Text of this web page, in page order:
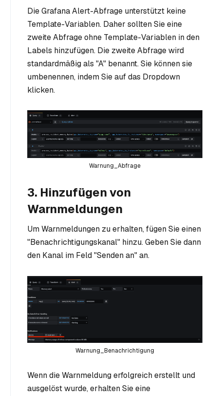
Die Grafana Alert-Abfrage unterstützt keine
Template-Variablen. Daher sollten Sie eine
zweite Abfrage ohne Template-Variablen in den
Labels hinzufügen. Die zweite Abfrage wird
standardmäßig als "A" benannt. Sie können sie
umbenennen, indem Sie auf das Dropdown
klicken.
Warnung_Abfrage
3. Hinzufügen von
Warnmeldungen
Um Warnmeldungen zu erhalten, fügen Sie einen
"Benachrichtigungskanal" hinzu. Geben Sie dann
den Kanal im Feld "Senden an" an.
Warnung_Benachrichtigung
Wenn die Warnmeldung erfolgreich erstellt und
ausgelöst wurde, erhalten Sie eine